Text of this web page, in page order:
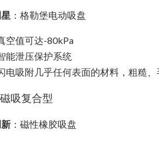
：格勒堡电动吸盘
空值可达-80kPa
能泄压保护系统
电吸附几乎任何表面的材料，粗糙、
磁吸复合型
：磁性橡胶吸盘